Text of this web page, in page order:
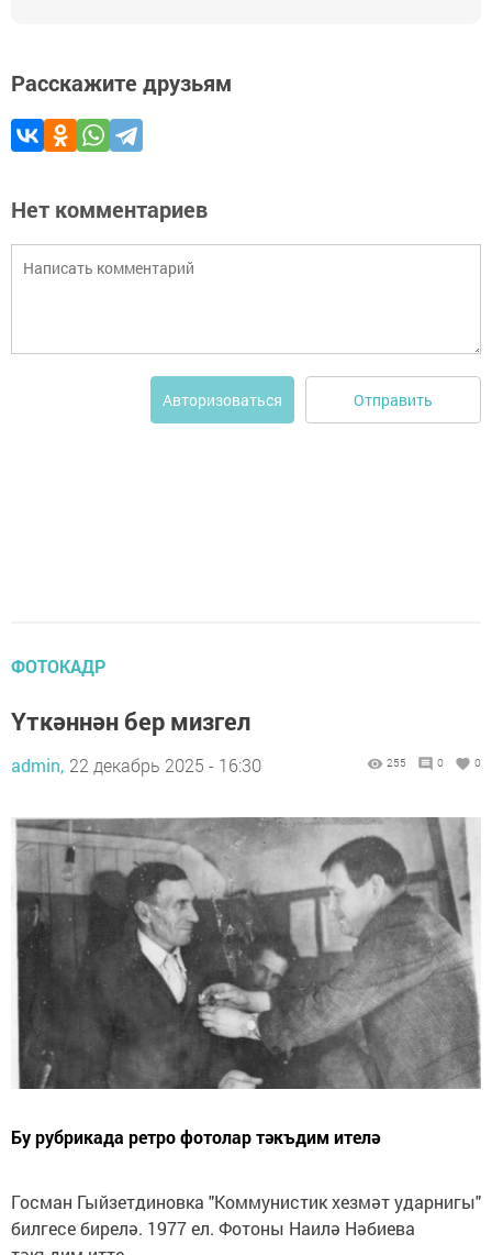
Расскажите друзьям
Нет комментариев
Авторизоваться Отправить
ФОТОКАДР
Үткәннән бер мизгел
admin, 22 декабрь 2025 - 16:30 255 0 0
Бу рубрикада ретро фотолар тәкъдим ителә
Госман Гыйзетдиновка "Коммунистик хезмәт ударнигы"
билгесе бирелә. 1977 ел. Фотоны Наилә Нәбиева